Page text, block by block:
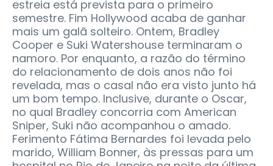
estreia está prevista para o primeiro
semestre. Fim Hollywood acaba de ganhar
mais um galã solteiro. Ontem, Bradley
Cooper e Suki Watershouse terminaram o
namoro. Por enquanto, a razão do término
do relacionamento de dois anos não foi
revelada, mas o casal não era visto junto há
um bom tempo. Inclusive, durante o Oscar,
no qual Bradley concorria com American
Sniper, Suki não acompanhou o amado.
Ferimento Fátima Bernardes foi levada pelo
marido, William Bonner, às pressas para um